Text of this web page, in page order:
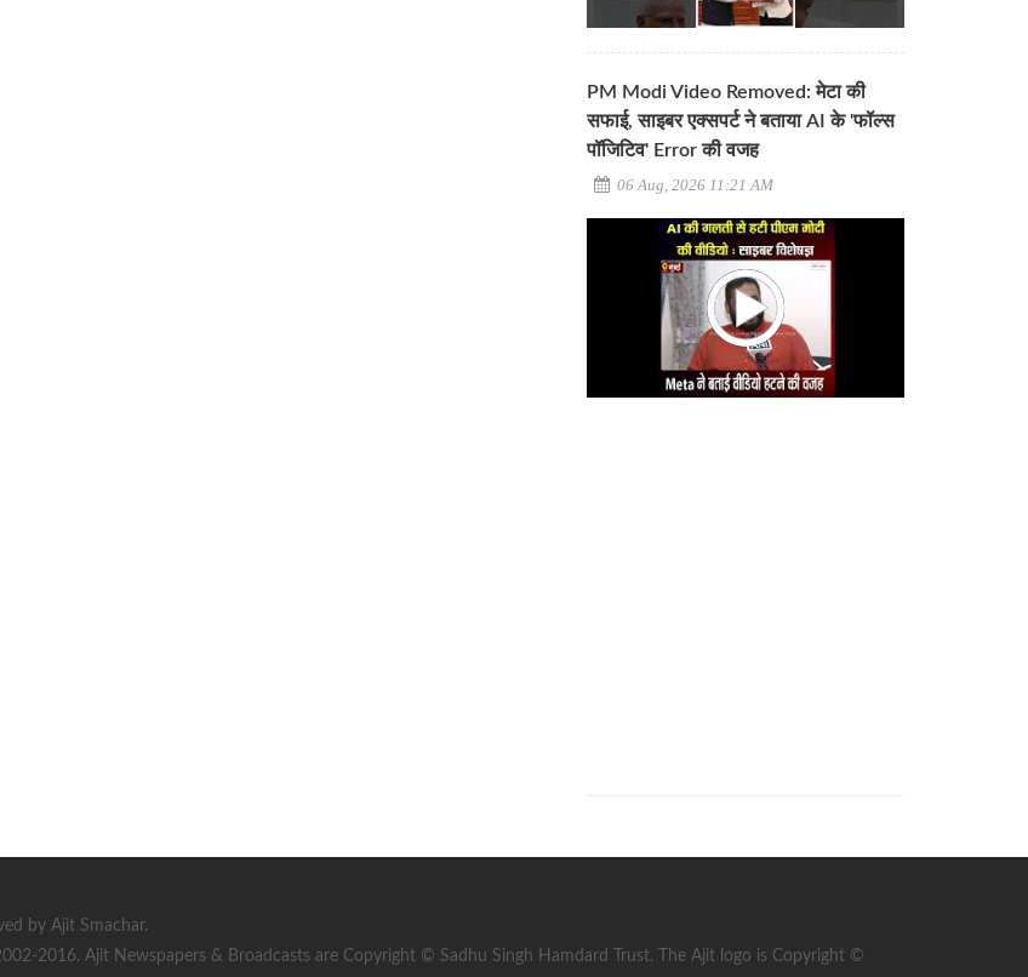
PM Modi Video Removed: मेटा की
सफाई, साइबर एक्सपर्ट ने बताया AI के 'फॉल्स
पॉजिटिव' Error की वजह
06 Aug, 2026 11:21 AM
by Ajit Smachar.
2016. Ajit Newspapers & Broadcasts are Copyright © Sadhu Singh Hamdard Trust. The Ajit logo is Copyright ©